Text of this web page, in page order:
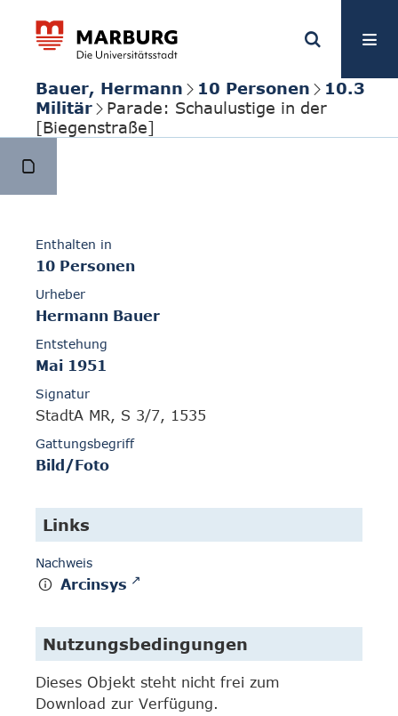
Bauer, Hermann 10 Personen
10.3
Militär
Parade: Schaulustige in der
[Biegenstraße]
Enthalten in
10 Personen
Urheber
Hermann Bauer
Entstehung
Mai 1951
Signatur
StadtA MR, S 3/7, 1535
Gattungsbegriff
Bild/Foto
Links
Nachweis
Arcinsys
Nutzungsbedingungen
Dieses Objekt steht nicht frei zum
Download zur Verfügung.